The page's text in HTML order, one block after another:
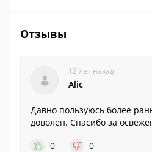
Отзывы
12 лет назад
Alic
Давно пользуюсь более
доволен. Спасибо за
0
0